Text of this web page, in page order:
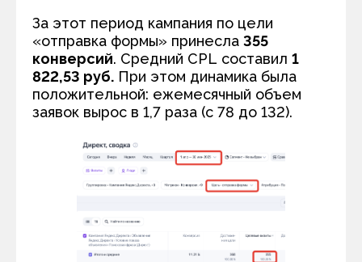
За этот период кампания по цели
«отправка формы» принесла 355
конверсий. Средний CPL составил 1
822,53 руб. При этом динамика была
положительной: ежемесячный объем
заявок вырос в 1,7 раза (с 78 до 132).